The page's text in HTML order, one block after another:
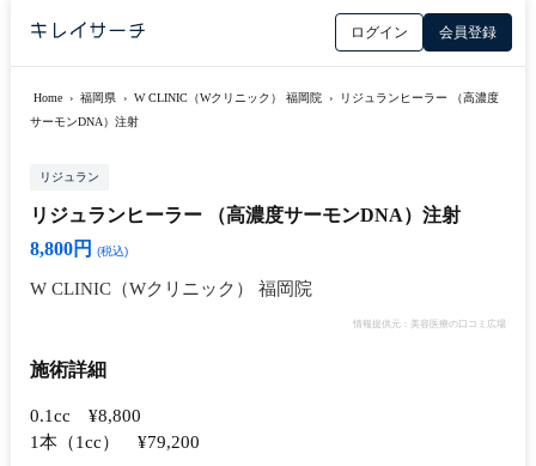
ログイン 会員登録
Home › 福岡県 › W CLINIC（Wクリニック） 福岡院 ›
リジュランヒーラー （高濃度
サーモンDNA）注射
リジュラン
リジュランヒーラー （高濃度サーモンDNA）注射
8,800円
(税込)
W CLINIC（Wクリニック） 福岡院
情報提供元：美容医療の口コミ広場
施術詳細
0.1cc ¥8,800
1本（1cc） ¥79,200